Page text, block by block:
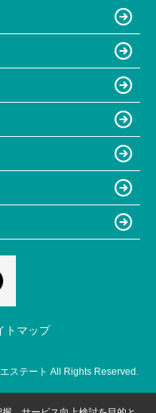
トマップ
ステート All Rights Reserved.